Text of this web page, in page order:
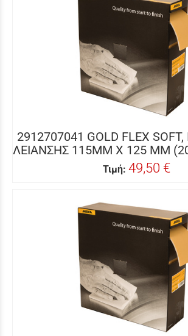
2912707041 GOLD FLEX
ΛΕΙΑΝΣΗΣ 115MM X 125 MM
Τιμή: 49,50 €